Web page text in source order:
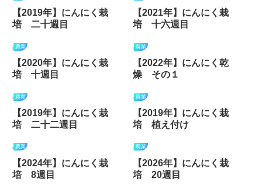
【2019年】にんにく栽
培 二十週目
【2021年】にんにく栽
培 十六週目
農業
【2020年】にんにく栽
培 十週目
農業
【2022年】にんにく乾
燥 その１
農業
【2019年】にんにく栽
培 二十二週目
農業
【2019年】にんにく栽
培 植え付け
農業
【2024年】にんにく栽
培 8週目
農業
【2026年】にんにく栽
培 20週目